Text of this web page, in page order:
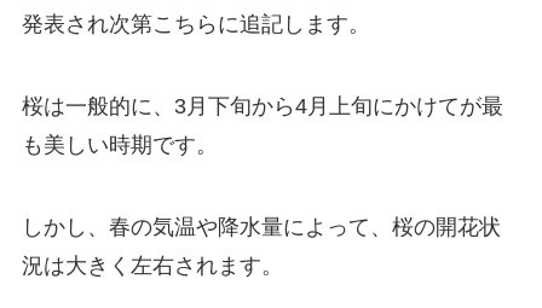
発表され次第こちらに追記します。
桜は一般的に、3月下旬から4月上旬にかけてが最
も美しい時期です。
しかし、春の気温や降水量によって、桜の開花状
況は大きく左右されます。